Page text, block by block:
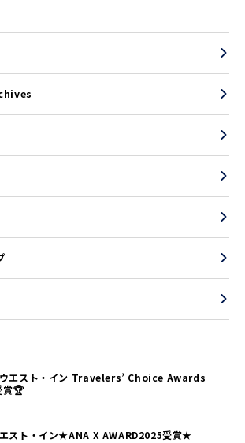
エスト・イン Travelers’ Choice Awards
賞🏆
スト・イン★ANA X AWARD2025受賞★